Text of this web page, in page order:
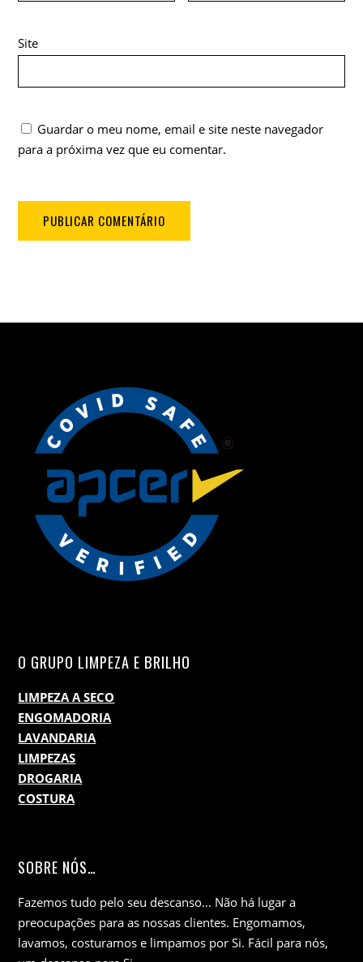
Site
Guardar o meu nome, email e site neste navegador
para a próxima vez que eu comentar.
O GRUPO LIMPEZA E BRILHO
LIMPEZA A SECO
ENGOMADORIA
LAVANDARIA
LIMPEZAS
DROGARIA
COSTURA
SOBRE NÓS…
Fazemos tudo pelo seu descanso… Não há lugar a
preocupações para as nossas clientes. Engomamos,
lavamos, costuramos e limpamos por Si. Fácil para nós,